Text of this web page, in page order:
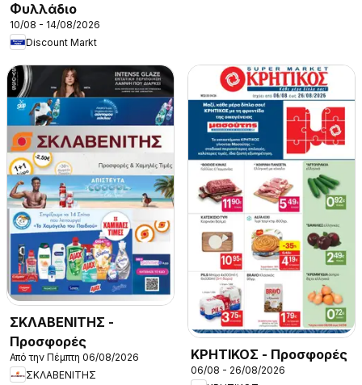
Φυλλάδιο
10/08 - 14/08/2026
Discount Markt
ΣΚΛΑΒΕΝΙΤΗΣ -
Προσφορές
Από την Πέμπτη 06/08/2026
ΣΚΛΑΒΕΝΙΤΗΣ
ΚΡΗΤΙΚΟΣ - Προσφορές
06/08 - 26/08/2026